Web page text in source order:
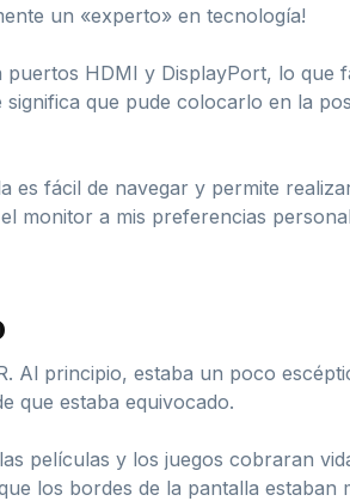
un «experto» en tecnología!
HDMI y DisplayPort, lo que
que pude colocarlo en la
es fácil de navegar y permite
monitor a mis preferencias
Al principio, estaba un poco
que estaba equivocado.
películas y los juegos cobraran
los bordes de la pantalla estaban